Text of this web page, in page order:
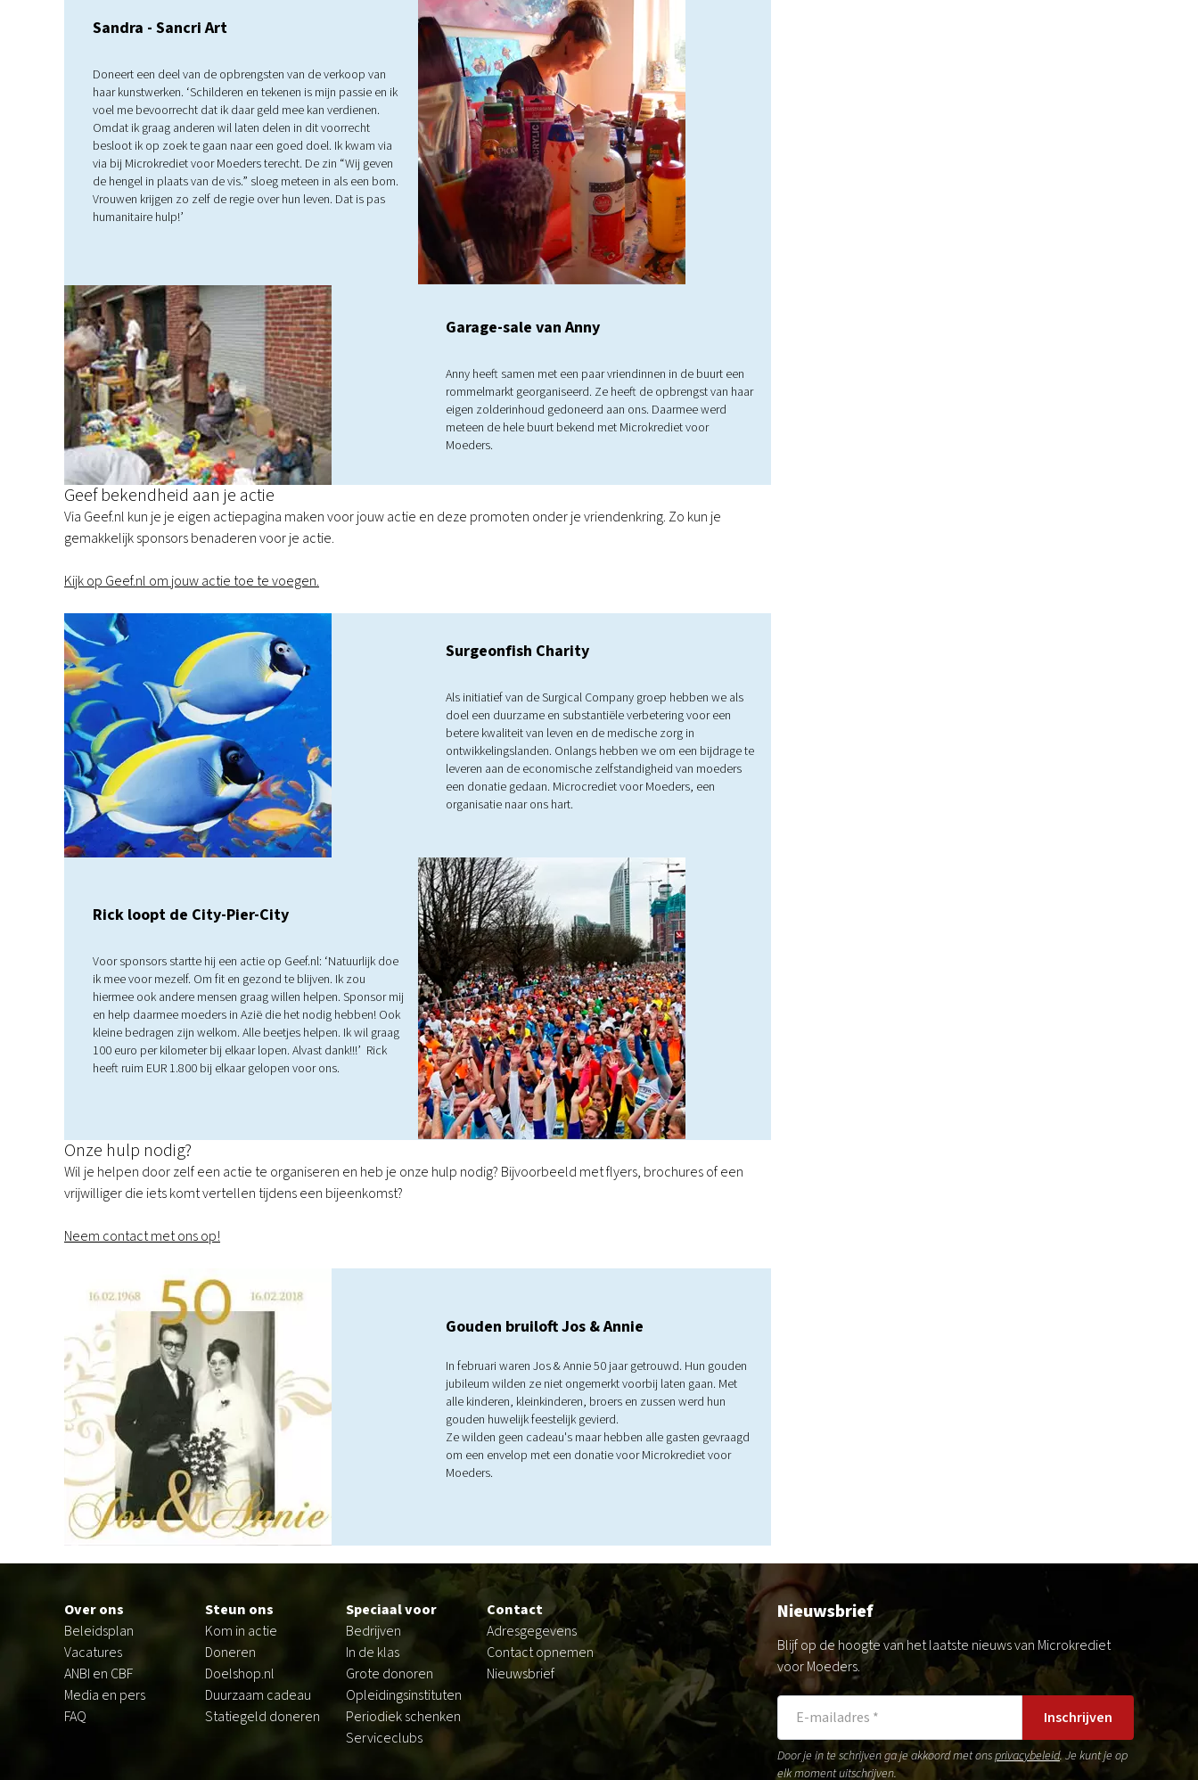
Sandra - Sancri Art
Doneert een deel van de opbrengsten van de verkoop van
haar kunstwerken. ‘Schilderen en tekenen is mijn passie en ik
voel me bevoorrecht dat ik daar geld mee kan verdienen.
Omdat ik graag anderen wil laten delen in dit voorrecht
besloot ik op zoek te gaan naar een goed doel. Ik kwam via
via bij Microkrediet voor Moeders terecht. De zin “Wij geven
de hengel in plaats van de vis.” sloeg meteen in als een bom.
Vrouwen krijgen zo zelf de regie over hun leven. Dat is pas
humanitaire hulp!’
Garage-sale van Anny
Anny heeft samen met een paar vriendinnen in de buurt een
rommelmarkt georganiseerd. Ze heeft de opbrengst van haar
eigen zolderinhoud gedoneerd aan ons. Daarmee werd
meteen de hele buurt bekend met Microkrediet voor
Moeders.
Geef bekendheid aan je actie
Via Geef.nl kun je je eigen actiepagina maken voor jouw actie en deze promoten onder je vriendenkring. Zo kun je
gemakkelijk sponsors benaderen voor je actie.
Kijk op Geef.nl om jouw actie toe te voegen.
Surgeonfish Charity
Als initiatief van de Surgical Company groep hebben we als
doel een duurzame en substantiële verbetering voor een
betere kwaliteit van leven en de medische zorg in
ontwikkelingslanden. Onlangs hebben we om een bijdrage te
leveren aan de economische zelfstandigheid van moeders
een donatie gedaan. Microcrediet voor Moeders, een
organisatie naar ons hart.
Rick loopt de City-Pier-City
Voor sponsors startte hij een actie op Geef.nl: ‘Natuurlijk doe
ik mee voor mezelf. Om fit en gezond te blijven. Ik zou
hiermee ook andere mensen graag willen helpen. Sponsor mij
en help daarmee moeders in Azië die het nodig hebben! Ook
kleine bedragen zijn welkom. Alle beetjes helpen. Ik wil graag
100 euro per kilometer bij elkaar lopen. Alvast dank!!!’ Rick
heeft ruim EUR 1.800 bij elkaar gelopen voor ons.
Onze hulp nodig?
Wil je helpen door zelf een actie te organiseren en heb je onze hulp nodig? Bijvoorbeeld met flyers, brochures of een
vrijwilliger die iets komt vertellen tijdens een bijeenkomst?
Neem contact met ons op!
Gouden bruiloft Jos & Annie
In februari waren Jos & Annie 50 jaar getrouwd. Hun gouden
jubileum wilden ze niet ongemerkt voorbij laten gaan. Met
alle kinderen, kleinkinderen, broers en zussen werd hun
gouden huwelijk feestelijk gevierd.
Ze wilden geen cadeau's maar hebben alle gasten gevraagd
om een envelop met een donatie voor Microkrediet voor
Moeders.
Over ons
Beleidsplan
Vacatures
ANBI en CBF
Media en pers
FAQ
Steun ons
Kom in actie
Doneren
Doelshop.nl
Duurzaam cadeau
Statiegeld doneren
Speciaal voor
Bedrijven
In de klas
Grote donoren
Opleidingsinstituten
Periodiek schenken
Serviceclubs
Contact
Adresgegevens
Contact opnemen
Nieuwsbrief
Nieuwsbrief
Blijf op de hoogte van het laatste nieuws van Microkrediet
voor Moeders.
Inschrijven
Door je in te schrijven ga je akkoord met onsprivacybeleid. Je kunt je op
elk moment uitschrijven.